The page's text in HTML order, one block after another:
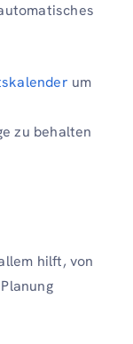
um
zu behalten
hilft, von